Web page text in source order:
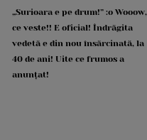
„Surioara e pe drum!” :o Wooow,
ce veste!! E oficial! Îndrăgita
vedetă e din nou însărcinată, la
40 de ani! Uite ce frumos a
anunțat!